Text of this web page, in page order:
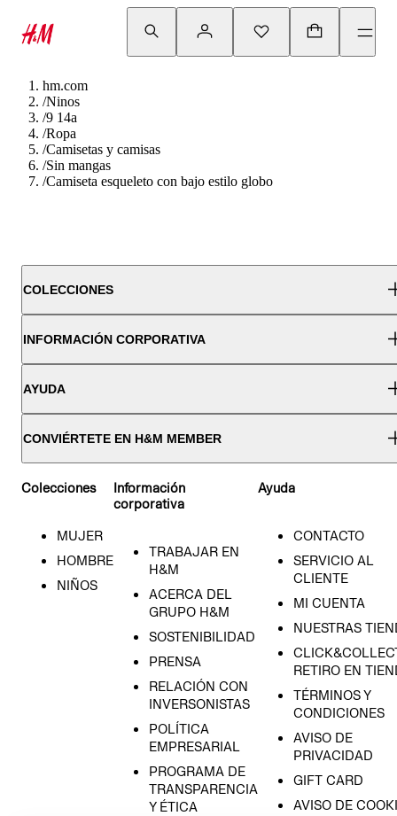
hm.com
/Ninos
/9 14a
/Ropa
/Camisetas y camisas
/Sin mangas
/Camiseta esqueleto con bajo estilo globo
COLECCIONES
INFORMACIÓN CORPORATIVA
AYUDA
CONVIÉRTETE EN H&M MEMBER
Colecciones
MUJER
HOMBRE
NIÑOS
Información
corporativa
TRABAJAR EN
H&M
ACERCA DEL
GRUPO H&M
SOSTENIBILIDAD
PRENSA
RELACIÓN CON
INVERSONISTAS
POLÍTICA
EMPRESARIAL
PROGRAMA DE
TRANSPARENCIA
Y ÉTICA
Ayuda
CONTACTO
SERVICIO AL
CLIENTE
MI CUENTA
NUESTRAS
RETIRO EN
TÉRMINOS Y
CONDICIONES
AVISO DE
PRIVACIDAD
GIFT CARD
AVISO DE